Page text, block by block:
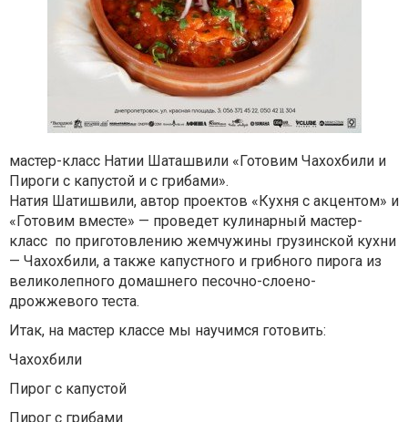
мастер-класс Натии Шаташвили «Готовим Чахохбили и
Пироги с капустой и с грибами».
Натия Шатишвили, автор проектов «Кухня с акцентом» и
«Готовим вместе» — проведет кулинарный мастер-
класс по приготовлению жемчужины грузинской кухни
— Чахохбили, а также капустного и грибного пирога из
великолепного домашнего песочно-слоено-
дрожжевого теста.
Итак, на мастер классе мы научимся готовить:
Чахохбили
Пирог с капустой
Пирог с грибами